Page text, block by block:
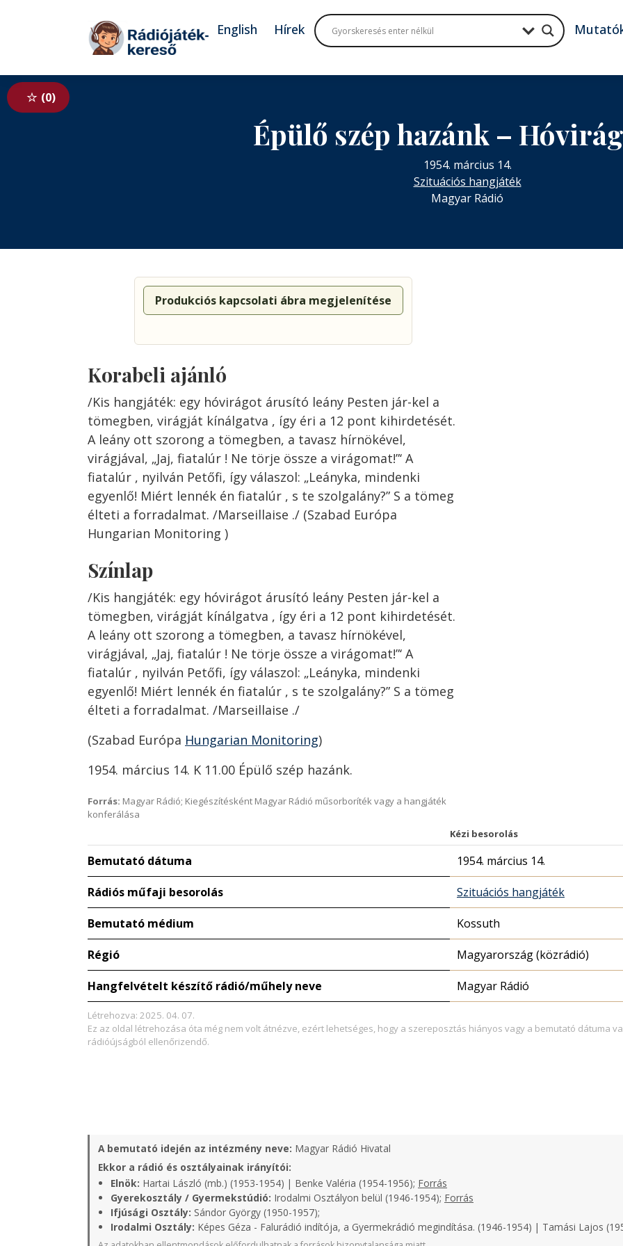
Tovább a tartalomhoz
English Hírek
0
Épülő szép hazánk –
1954. március 14.
Szituációs hangjáték
Magyar Rádió
Produkciós kapcsolati ábra megjelenítése
Korabeli ajánló
/Kis hangjáték: egy hóvirágot árusító leány Pesten jár-kel a
tömegben, virágját kínálgatva , így éri a 12 pont kihirdetését.
A leány ott szorong a tömegben, a tavasz hírnökével,
virágjával, „Jaj, fiatalúr ! Ne törje össze a virágomat!”‘ A
fiatalúr , nyilván Petőfi, így válaszol: „Leányka, mindenki
egyenlő! Miért lennék én fiatalúr , s te szolgalány?” S a tömeg
élteti a forradalmat. /Marseillaise ./ (Szabad Európa
Hungarian Monitoring )
Színlap
/Kis hangjáték: egy hóvirágot árusító leány Pesten jár-kel a
tömegben, virágját kínálgatva , így éri a 12 pont kihirdetését.
A leány ott szorong a tömegben, a tavasz hírnökével,
virágjával, „Jaj, fiatalúr ! Ne törje össze a virágomat!”‘ A
fiatalúr , nyilván Petőfi, így válaszol: „Leányka, mindenki
egyenlő! Miért lennék én fiatalúr , s te szolgalány?” S a tömeg
élteti a forradalmat. /Marseillaise ./
(Szabad Európa Hungarian Monitoring)
1954. március 14. K 11.00 Épülő szép hazánk.
Forrás: Magyar Rádió; Kiegészítésként Magyar Rádió műsorboríték vagy a hangjáték
konferálása
Kézi besorolás
Bemutató dátuma 1954. március 14.
Rádiós műfaji besorolás Szituációs hangjáték
Bemutató médium Kossuth
Régió Magyarország (közrádió)
Hangfelvételt készítő rádió/műhely neve Magyar Rádió
Létrehozva: 2025. 04. 07.
Ez az oldal létrehozása óta még nem volt átnézve, ezért lehetséges, hogy a szereposztás hiányos vagy a bemutató dátuma
rádióújságból ellenőrizendő.
A bemutató idején az intézmény neve: Magyar Rádió Hivatal
Ekkor a rádió és osztályainak irányítói:
Elnök: Hartai László (mb.) (1953-1954) | Benke Valéria (1954-1956); Forrás
Gyerekosztály / Gyermekstúdió: Irodalmi Osztályon belül (1946-1954); Forrás
Ifjúsági Osztály: Sándor György (1950-1957);
Irodalmi Osztály: Képes Géza - Falurádió indítója, a Gyermekrádió megindítása. (1946-1954) | Tamási Lajos